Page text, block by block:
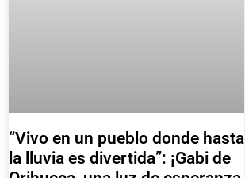
“Vivo en un pueblo donde hasta
la lluvia es divertida”: ¡Gabi de